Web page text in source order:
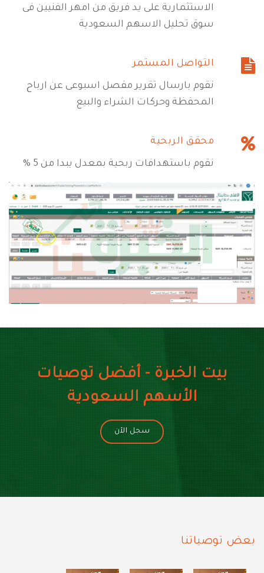
الاستثمارية على يد فريق من امهر الفنيين فى
سوق تحليل الاسهم السعودية
التواصل المستمر
نقوم بارسال تقرير مفصل اسبوعى عن ارباح
المحفظة وحركات الشراء والبيع
محقق الربحية
نقوم باستهدافات ربحية بمعدل يبدا من 5 %
بيت الخبرة - أفضل توصيات
الأسهم السعودية
سجل الآن
بعض توصياتنا